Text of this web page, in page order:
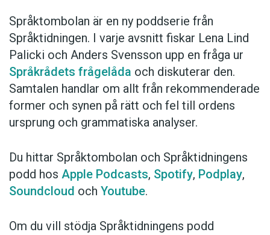
Språktombolan är en ny poddserie från
Språktidningen. I varje avsnitt fiskar Lena Lind
Palicki och Anders Svensson upp en fråga ur
Språkrådets frågelåda och diskuterar den.
Samtalen handlar om allt från rekommenderade
former och synen på rätt och fel till ordens
ursprung och grammatiska analyser.
Du hittar Språktombolan och Språktidningens
podd hos Apple Podcasts, Spotify, Podplay,
Soundcloud och Youtube.
Om du vill stödja Språktidningens podd